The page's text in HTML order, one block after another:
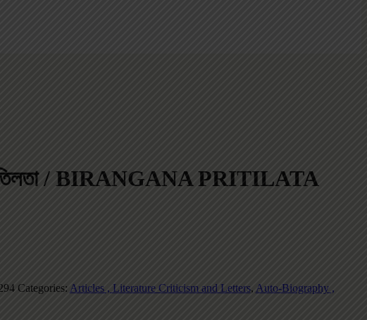
/ BIRANGANA PRITILATA
Categories: Articles , Literature Criticism and Letters, Auto-Biography ,